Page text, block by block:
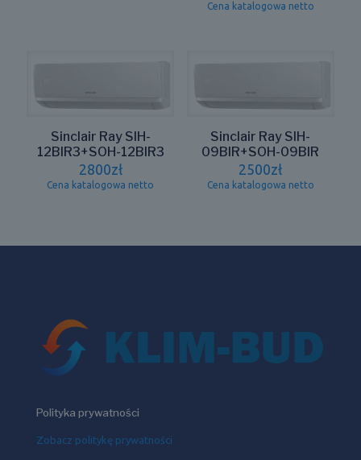
Cena katalogowa netto
Sinclair Ray SIH-
12BIR3+SOH-12BIR3
2800zł
Cena katalogowa netto
Sinclair Ray SIH-
09BIR+SOH-09BIR
2500zł
Cena katalogowa netto
Polityka prywatności
Zobacz politykę prywatności